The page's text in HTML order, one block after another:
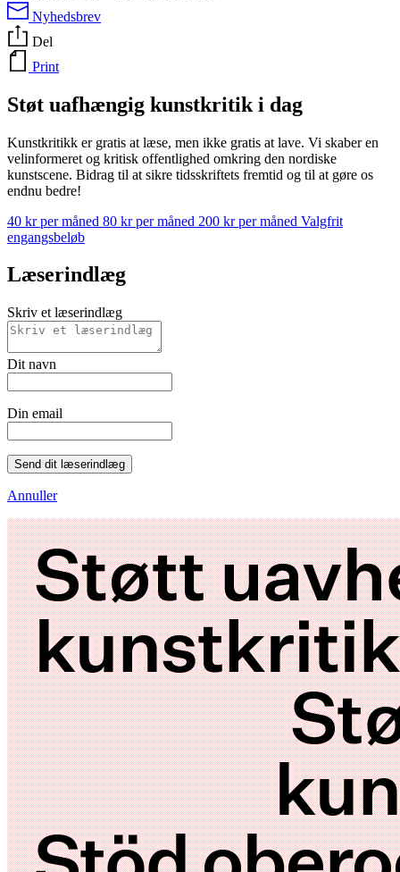
Nyhedsbrev
Del
Print
Støt uafhængig kunstkritik i dag
Kunstkritikk er gratis at læse, men ikke gratis at lave. Vi skaber en
velinformeret og kritisk offentlighed omkring den nordiske
kunstscene. Bidrag til at sikre tidsskriftets fremtid og til at gøre os
endnu bedre!
40 kr per måned 80 kr per måned 200 kr per måned Valgfrit
engangsbeløb
Læserindlæg
Skriv et læserindlæg
Dit navn
Din email
Send dit læserindlæg
Annuller